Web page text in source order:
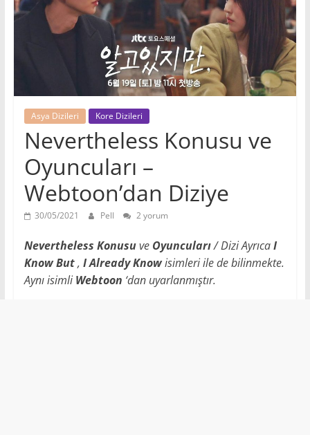
Asya Dizileri Kore Dizileri
Nevertheless Konusu ve
Oyuncuları –
Webtoon’dan Diziye
30/05/2021 Pell 2 yorum
Nevertheless Konusuve Oyuncuları/ Dizi AyrıcaI
Know But, I Already Knowisimleri ile de bilinmekte.
Aynı isimli Webtoon ‘dan uyarlanmıştır.